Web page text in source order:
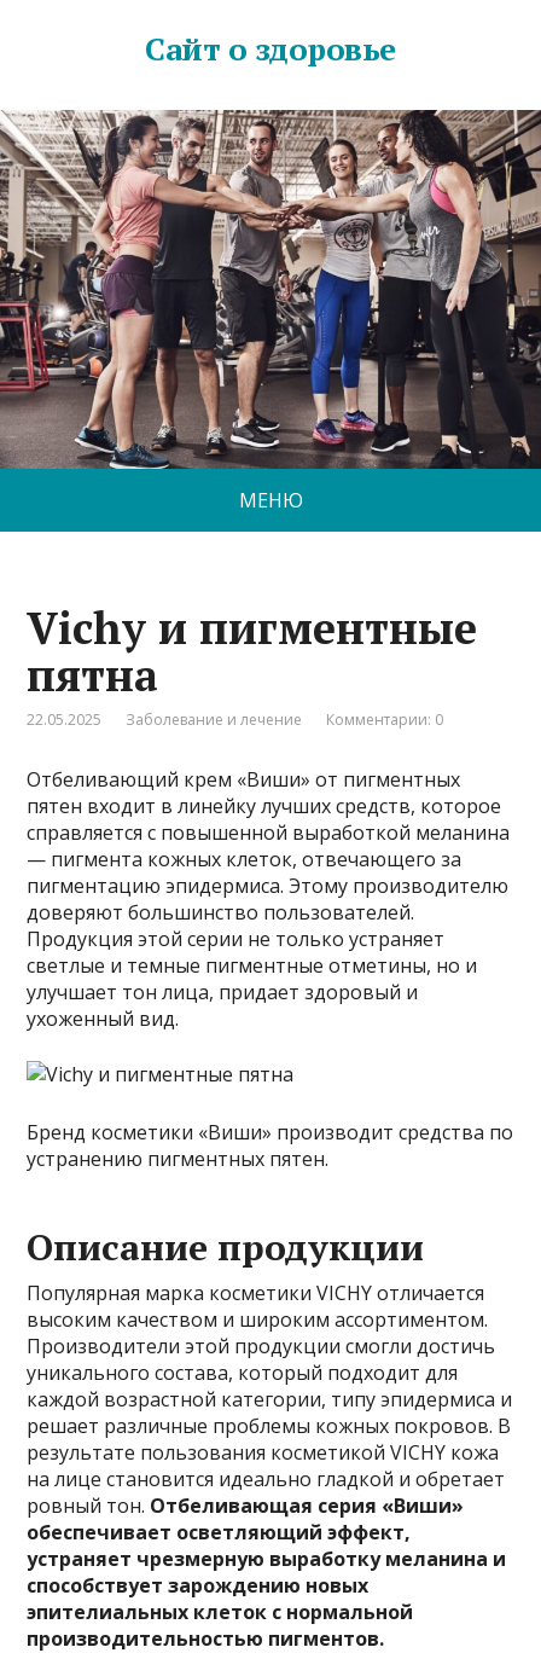
Сайт о здоровье
МЕНЮ
Vichy и пигментные
пятна
22.05.2025 Заболевание и лечение Комментарии: 0
Отбеливающий крем «Виши» от пигментных
пятен входит в линейку лучших средств, которое
справляется с повышенной выработкой меланина
— пигмента кожных клеток, отвечающего за
пигментацию эпидермиса. Этому производителю
доверяют большинство пользователей.
Продукция этой серии не только устраняет
светлые и темные пигментные отметины, но и
улучшает тон лица, придает здоровый и
ухоженный вид.
Бренд косметики «Виши» производит средства по
устранению пигментных пятен.
Описание продукции
Популярная марка косметики VICHY отличается
высоким качеством и широким ассортиментом.
Производители этой продукции смогли достичь
уникального состава, который подходит для
каждой возрастной категории, типу эпидермиса и
решает различные проблемы кожных покровов. В
результате пользования косметикой VICHY кожа
на лице становится идеально гладкой и обретает
ровный тон. Отбеливающая серия «Виши»
обеспечивает осветляющий эффект,
устраняет чрезмерную выработку меланина и
способствует зарождению новых
эпителиальных клеток с нормальной
производительностью пигментов.